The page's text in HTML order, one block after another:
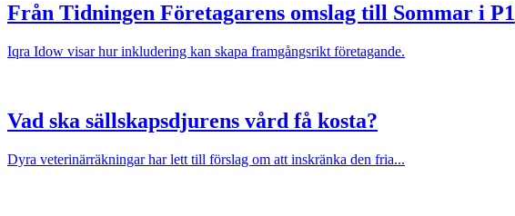
Från Tidningen Företagarens omslag till Sommar i P1
Iqra Idow visar hur inkludering kan skapa framgångsrikt företagande.
Vad ska sällskapsdjurens vård få kosta?
Dyra veterinärräkningar har lett till förslag om att inskränka den fria...